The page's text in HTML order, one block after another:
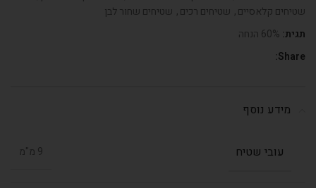
שטיחים קלאסיים, שטיחים רכים, שטיחים שחור לבן
תגית: 60% הנחה
Share:
מידע נוסף
עובי שטיח 9 מ"מ